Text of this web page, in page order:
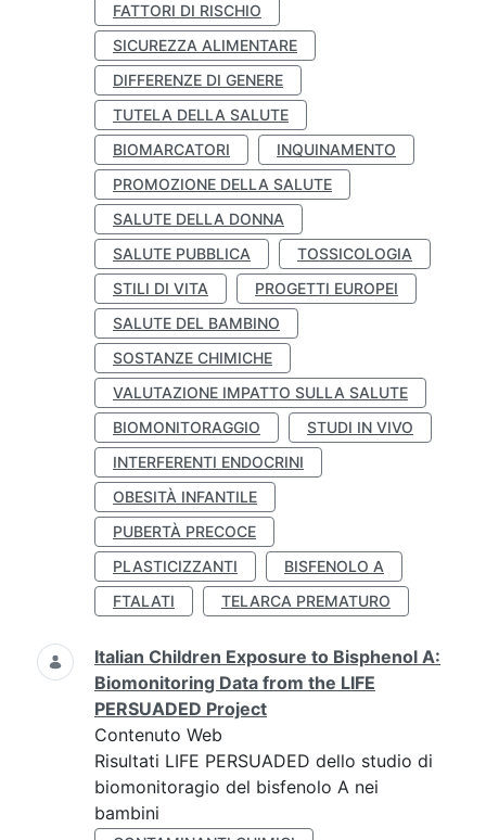
FATTORI DI RISCHIO
SICUREZZA ALIMENTARE
DIFFERENZE DI GENERE
TUTELA DELLA SALUTE
BIOMARCATORI
INQUINAMENTO
PROMOZIONE DELLA SALUTE
SALUTE DELLA DONNA
SALUTE PUBBLICA
TOSSICOLOGIA
STILI DI VITA
PROGETTI EUROPEI
SALUTE DEL BAMBINO
SOSTANZE CHIMICHE
VALUTAZIONE IMPATTO SULLA SALUTE
BIOMONITORAGGIO
STUDI IN VIVO
INTERFERENTI ENDOCRINI
OBESITÀ INFANTILE
PUBERTÀ PRECOCE
PLASTICIZZANTI
BISFENOLO A
FTALATI
TELARCA PREMATURO
Italian Children Exposure to Bisphenol A:
Biomonitoring Data from the LIFE
PERSUADED Project
Contenuto Web
Risultati LIFE PERSUADED dello studio di
biomonitoragio del bisfenolo A nei
bambini